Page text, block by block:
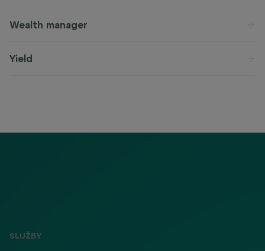
Wealth manager
Yield
SLUŽBY